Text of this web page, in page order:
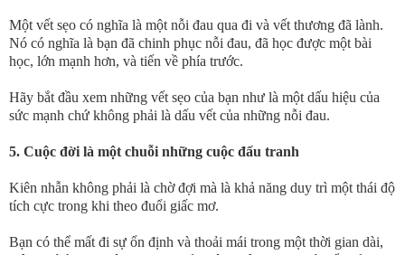
Một vết sẹo có nghĩa là một nỗi đau qua đi và vết thương đã lành.
Nó có nghĩa là bạn đã chinh phục nỗi đau, đã học được một bài
học, lớn mạnh hơn, và tiến về phía trước.
Hãy bắt đầu xem những vết sẹo của bạn như là một dấu hiệu của
sức mạnh chứ không phải là dấu vết của những nỗi đau.
5. Cuộc đời là một chuỗi những cuộc đấu tranh
Kiên nhẫn không phải là chờ đợi mà là khả năng duy trì một thái độ
tích cực trong khi theo đuổi giấc mơ.
Bạn có thể mất đi sự ổn định và thoải mái trong một thời gian dài,